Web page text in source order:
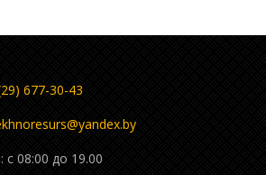
677-30-43
c 08:00 до 19.00